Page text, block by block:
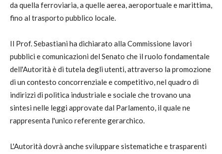
da quella ferroviaria, a quelle aerea, aeroportuale e marittima,
fino al trasporto pubblico locale.
Il Prof. Sebastiani ha dichiarato alla Commissione lavori
pubblici e comunicazioni del Senato che il ruolo fondamentale
dell'Autorità è di tutela degli utenti, attraverso la promozione
di un contesto concorrenziale e competitivo, nel quadro di
indirizzi di politica industriale e sociale che trovano una
sintesi nelle leggi approvate dal Parlamento, il quale ne
rappresenta l'unico referente gerarchico.
L'Autorità dovrà anche sviluppare sistematiche e trasparenti